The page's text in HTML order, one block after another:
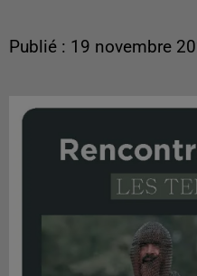
Publié : 19 novembre